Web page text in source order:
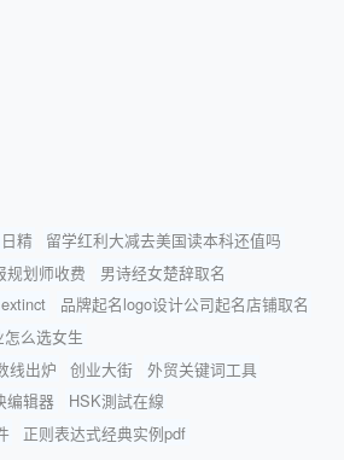
日精
留学红利大减去美国读本科还值吗
规划师收费
男诗经女楚辞取名
品牌起名logo设计公司起名店铺取名
么选女生
线出炉
创业大街
外贸关键词工具
编辑器
HSK測試在線
正则表达式经典实例pdf